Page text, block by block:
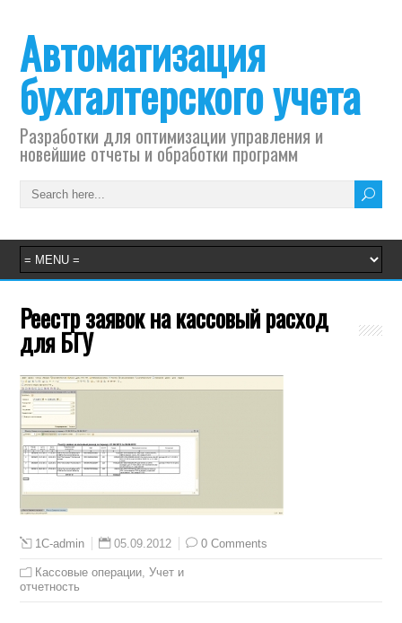
Автоматизация
бухгалтерского учета
Разработки для оптимизации управления и
новейшие отчеты и обработки программ
Реестр заявок на кассовый расход
для БГУ
1C-admin 05.09.2012 0 Comments
Кассовые операции,Учет и
отчетность